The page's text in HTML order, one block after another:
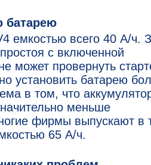
батарею
емкостью всего 40 А/ч.
с включенной
может провернуть
установить батарею
в том, что
меньше
фирмы выпускают в
65 А/ч.